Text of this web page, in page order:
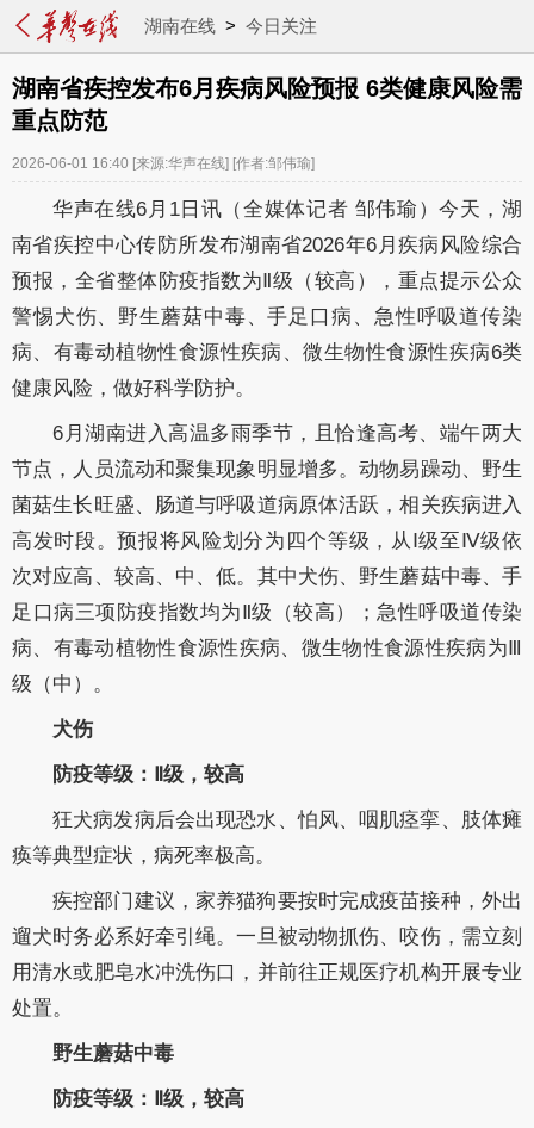
湖南在线> 今日关注
湖南省疾控发布6月疾病风险预报 6类健康风险需
重点防范
2026-06-01 16:40 [来源:华声在线] [作者:邹伟瑜]
华声在线6月1日讯（全媒体记者 邹伟瑜）今天，湖
南省疾控中心传防所发布湖南省2026年6月疾病风险综合
预报，全省整体防疫指数为Ⅱ级（较高），重点提示公众
警惕犬伤、野生蘑菇中毒、手足口病、急性呼吸道传染
病、有毒动植物性食源性疾病、微生物性食源性疾病6类
健康风险，做好科学防护。
6月湖南进入高温多雨季节，且恰逢高考、端午两大
节点，人员流动和聚集现象明显增多。动物易躁动、野生
菌菇生长旺盛、肠道与呼吸道病原体活跃，相关疾病进入
高发时段。预报将风险划分为四个等级，从Ⅰ级至Ⅳ级依
次对应高、较高、中、低。 其中犬伤、野生蘑菇中毒、手
足口病三项防疫指数均为Ⅱ级（较高）；急性呼吸道传染
病、有毒动植物性食源性疾病、微生物性食源性疾病为Ⅲ
级（中）。
犬伤
防疫等级：Ⅱ级，较高
狂犬病发病后会出现恐水、怕风、咽肌痉挛、肢体瘫
痪等典型症状，病死率极高。
疾控部门建议，家养猫狗要按时完成疫苗接种，外出
遛犬时务必系好牵引绳。一旦被动物抓伤、咬伤，需立刻
用清水或肥皂水冲洗伤口，并前往正规医疗机构开展专业
处置。
野生蘑菇中毒
防疫等级： Ⅱ级，较高